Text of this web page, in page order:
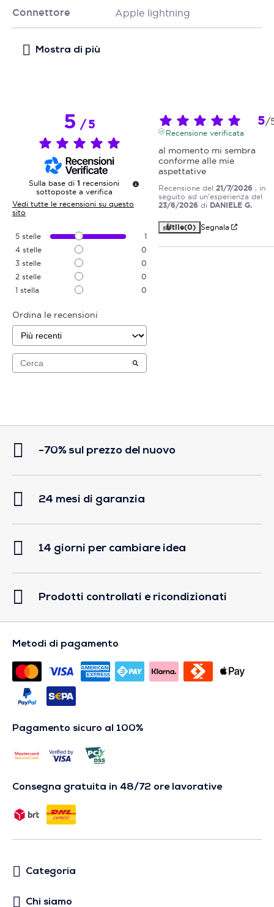
Connettore Apple lightning
5/5
Sulla base di 1 recensioni
sottoposte a verifica
Vedi tutte le recensioni su questo
sito
5 stelle
1
4 stelle
0
3 stelle
0
2 stelle
0
1 stella 0
Ordina le recensioni
5/
Recensione verificata
al momento mi sembra
conforme alle mie
aspettative
Recensione del 21/7/2026 , in
seguito ad un'esperienza del
23/6/2026 di DANIELE G.
Utile(0) Segnala
-70% sul prezzo del nuovo
24 mesi di garanzia
14 giorni per cambiare idea
Prodotti controllati e ricondizionati
Metodi di pagamento
Pagamento sicuro al 100%
Consegna gratuita in 48/72 ore lavorative
Categoria
Chi siamo